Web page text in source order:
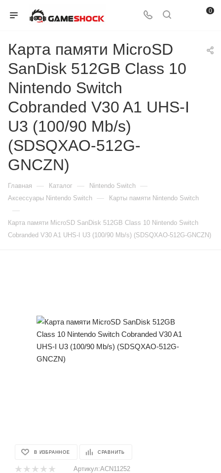
0
Карта памяти MicroSD
SanDisk 512GB Class 10
Nintendo Switch
Cobranded V30 A1 UHS-I
U3 (100/90 Mb/s)
(SDSQXAO-512G-
GNCZN)
Главная — Каталог — Nintendo Switch —
Аксессуары Nintendo Switch — Карты памяти Nintendo Switch
—
Карта памяти MicroSD SanDisk 512GB Class 10 Nintendo Switch
Cobranded V30 A1 UHS-I U3 (100/90 Mb/s) (SDSQXAO-512G-GNCZN)
В ИЗБРАННОЕ СРАВНИТЬ
Артикул:ACN11252